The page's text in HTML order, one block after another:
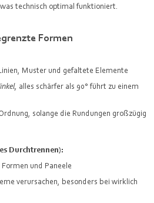
technisch optimal funktioniert.
Formen
Muster und gefaltete Elemente
alles schärfer als 90° führt zu einem
solange die Rundungen großzügig
Durchtrennen):
und Paneele
verursachen, besonders bei wirklich